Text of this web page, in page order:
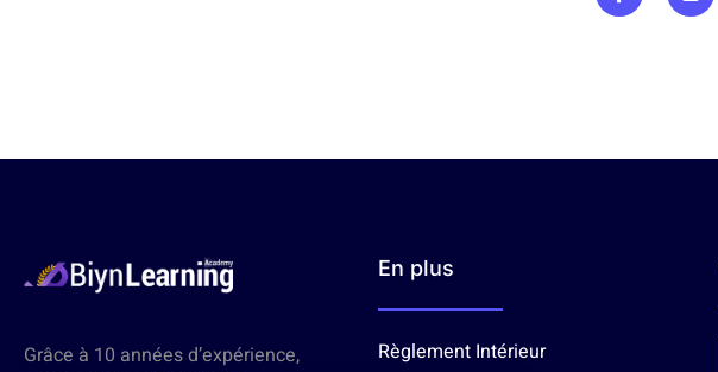
Grâce à 10 années d’expérience,
En plus
Règlement Intérieur